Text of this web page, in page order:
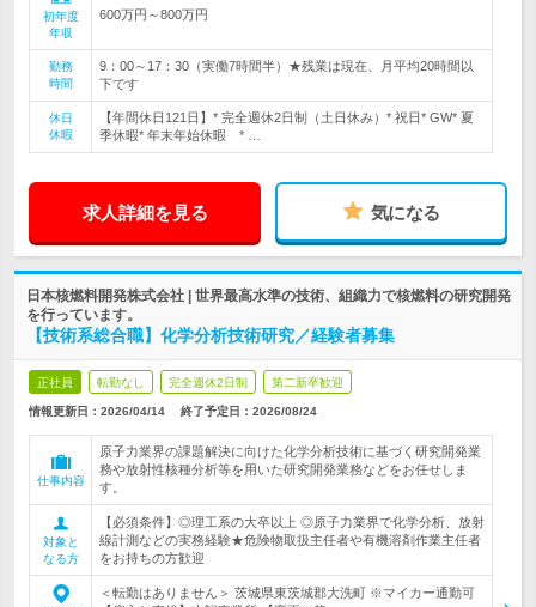
初年度
年収
600万円～800万円
勤務
時間
9：00～17：30（実働7時間半）★残業は現在、月平均20時間以
下です
休日
休暇
【年間休日121日】* 完全週休2日制（土日休み）* 祝日* GW* 夏
季休暇* 年末年始休暇 * …
求人詳細を見る 気になる
日本核燃料開発株式会社 | 世界最高水準の技術、組織力で核燃料の研究開発
を行っています。
【技術系総合職】化学分析技術研究／経験者募集
正社員 転勤なし 完全週休2日制 第二新卒歓迎
情報更新日：2026/04/14 終了予定日： 2026/08/24
仕事内容
原子力業界の課題解決に向けた化学分析技術に基づく研究開発業
務や放射性核種分析等を用いた研究開発業務などをお任せしま
す。
対象と
なる方
【必須条件】◎理工系の大卒以上 ◎原子力業界で化学分析、放射
線計測などの実務経験★危険物取扱主任者や有機溶剤作業主任者
をお持ちの方歓迎
＜転勤はありません＞ 茨城県東茨城郡大洗町 ※マイカー通勤可